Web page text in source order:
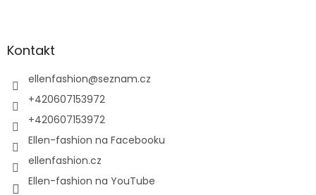
Kontakt
ellenfashion@seznam.cz
+420607153972
+420607153972
Ellen-fashion na Facebooku
ellenfashion.cz
Ellen-fashion na YouTube